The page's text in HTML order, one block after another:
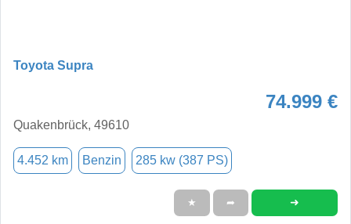
Toyota Supra
74.999 €
Quakenbrück, 49610
4.452 km Benzin 285 kw (387 PS)
★ ➦ ➜